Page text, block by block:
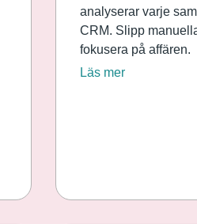
analyserar varje
CRM. Slipp
fokusera på affären.
Läs mer